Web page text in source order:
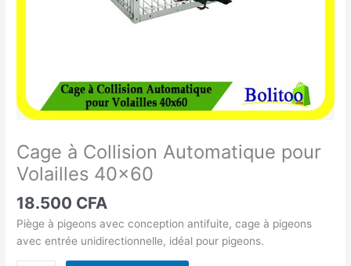
Cage à Collision Automatique pour
Volailles 40×60
18.500 CFA
Piège à pigeons avec conception antifuite, cage à pigeons
avec entrée unidirectionnelle, idéal pour pigeons.